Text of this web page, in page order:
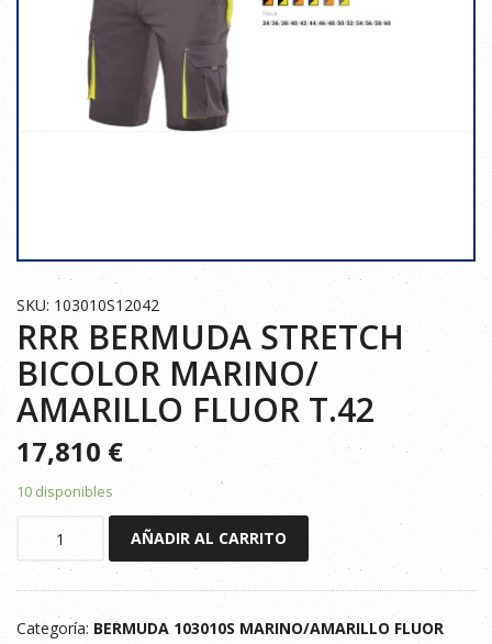
SKU: 103010S12042
RRR BERMUDA STRETCH
BICOLOR MARINO/
AMARILLO FLUOR T.42
17,810€
10 disponibles
MARINO/
AÑADIR AL CARRITO
Categoría: BERMUDA 103010S MARINO/AMARILLO FLUOR